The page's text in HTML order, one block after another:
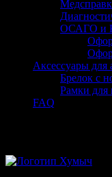
ОСАГО и
Аксессуары для
Брелок с
Рамки для
FAQ